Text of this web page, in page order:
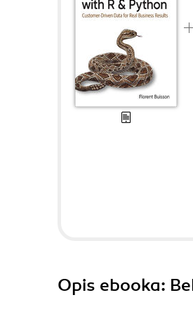
Opis ebooka: